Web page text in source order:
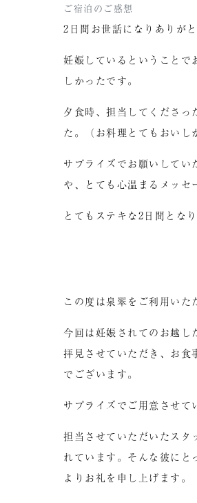
ご宿泊のご感想
2日間お世話になりありが
妊娠しているということ
しかったです。
夕食時、担当してくださっ
た。（お料理とてもおいし
サプライズでお願いしてい
や、とても心温まるメッセ
とてもステキな2日間とな
この度は泉翠をご利用いた
今回は妊娠されてのお越し
拝見させていただき、お食
でございます。
サプライズでご用意させて
担当させていただいたスタ
れています。そんな彼に
よりお礼を申し上げます。